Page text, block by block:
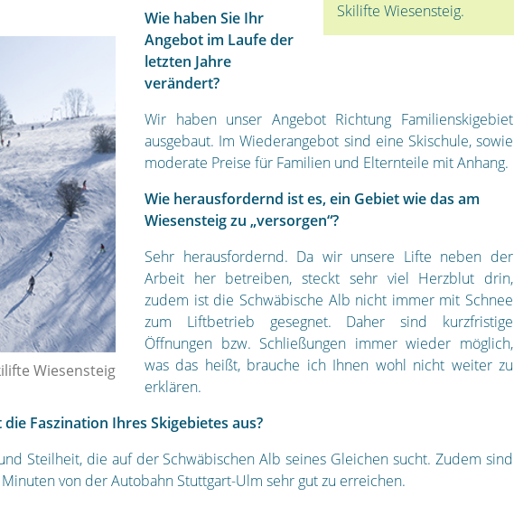
Skilifte Wiesensteig.
Wiesensteig
Wie haben Sie Ihr
Angebot im Laufe der
letzten Jahre
verändert?
Wir haben unser Angebot Richtung Familienskigebiet
ausgebaut. Im Wiederangebot sind eine Skischule, sowie
moderate Preise für Familien und Elternteile mit Anhang.
Wie herausfordernd ist es, ein Gebiet wie das am
Wiesensteig zu „versorgen“?
Sehr herausfordernd. Da wir unsere Lifte neben der
Arbeit her betreiben, steckt sehr viel Herzblut drin,
zudem ist die Schwäbische Alb nicht immer mit Schnee
zum Liftbetrieb gesegnet. Daher sind kurzfristige
Öffnungen bzw. Schließungen immer wieder möglich,
was das heißt, brauche ich Ihnen wohl nicht weiter zu
erklären.
die Faszination Ihres Skigebietes aus?
Steilheit, die auf der Schwäbischen Alb seines Gleichen sucht. Zudem sind
von der Autobahn Stuttgart-Ulm sehr gut zu erreichen.